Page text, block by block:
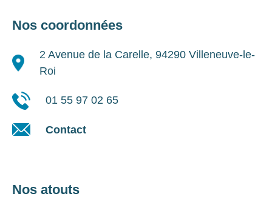
Nos coordonnées
2 Avenue de la Carelle, 94290 Villeneuve-le-
Roi
01 55 97 02 65
Contact
Nos atouts